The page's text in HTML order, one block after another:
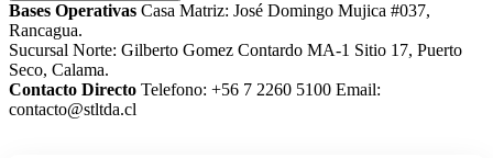
Bases Operativas Casa Matriz: José Domingo Mujica #037,
Rancagua.
Sucursal Norte: Gilberto Gomez Contardo MA-1 Sitio 17, Puerto
Seco, Calama.
Contacto Directo Telefono: +56 7 2260 5100 Email:
contacto@stltda.cl